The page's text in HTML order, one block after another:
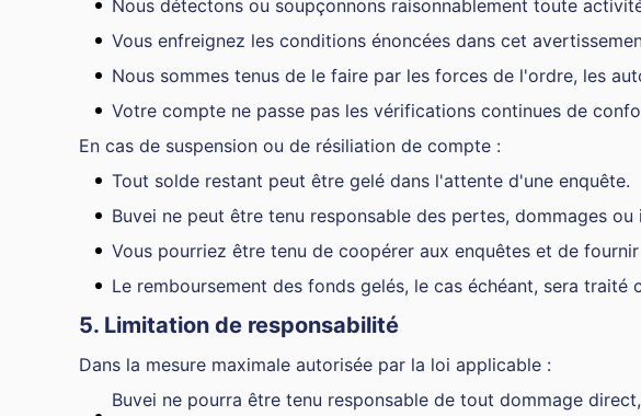
Nous détectons ou soupçonnons raisonnablement toute
Vous enfreignez les conditions énoncées dans cet
Nous sommes tenus de le faire par les forces de l'ordre, les
Votre compte ne passe pas les vérifications continues de
En cas de suspension ou de résiliation de compte :
Tout solde restant peut être gelé dans l'attente d'une enquête.
Buvei ne peut être tenu responsable des pertes, dommages
Vous pourriez être tenu de coopérer aux enquêtes et de
Le remboursement des fonds gelés, le cas échéant, sera
5. Limitation de responsabilité
Dans la mesure maximale autorisée par la loi applicable :
Buvei ne pourra être tenu responsable de tout dommage